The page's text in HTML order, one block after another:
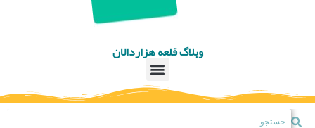
وبلاگ قلعه هزاردالان